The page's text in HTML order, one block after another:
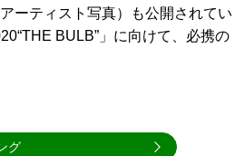
ーティスト写真）も公開されてい
BULB”」に向けて、必携の
グ